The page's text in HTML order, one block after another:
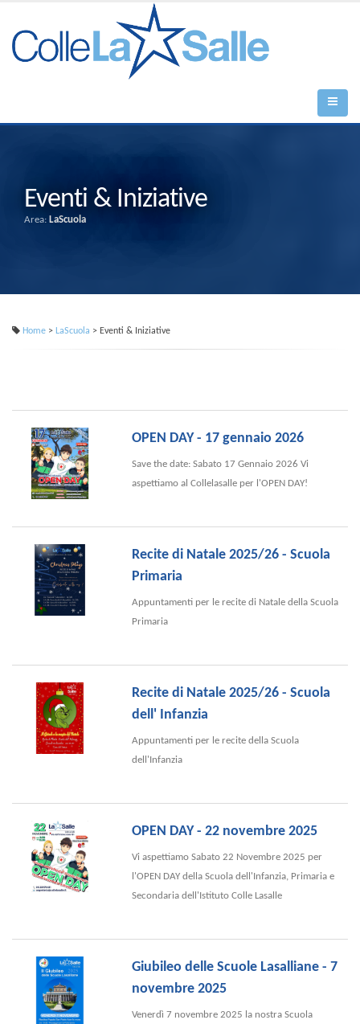
Eventi & Iniziative
Area: LaScuola
Home > LaScuola > Eventi & Iniziative
OPEN DAY - 17 gennaio 2026
Save the date: Sabato 17 Gennaio 2026 Vi
aspettiamo al Collelasalle per l'OPEN DAY!
Recite di Natale 2025/26 - Scuola
Primaria
Appuntamenti per le recite di Natale della Scuola
Primaria
Recite di Natale 2025/26 - Scuola
dell' Infanzia
Appuntamenti per le recite della Scuola
dell'Infanzia
OPEN DAY - 22 novembre 2025
Vi aspettiamo Sabato 22 Novembre 2025 per
l'OPEN DAY della Scuola dell'Infanzia, Primaria e
Secondaria dell'Istituto Colle Lasalle
Giubileo delle Scuole Lasalliane - 7
novembre 2025
Venerdì 7 novembre 2025 la nostra Scuola